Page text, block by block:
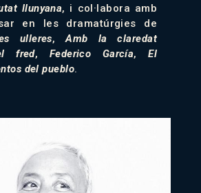
llunyana, i col·labora amb
en les dramatúrgies de
ulleres,Amb la claredat
fred, Federico García,El
del pueblo.